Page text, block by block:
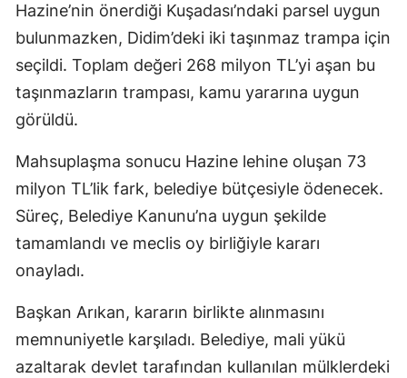
Hazine’nin önerdiği Kuşadası’ndaki parsel uygun
bulunmazken, Didim’deki iki taşınmaz trampa için
seçildi. Toplam değeri 268 milyon TL’yi aşan bu
taşınmazların trampası, kamu yararına uygun
görüldü.
Mahsuplaşma sonucu Hazine lehine oluşan 73
milyon TL’lik fark, belediye bütçesiyle ödenecek.
Süreç, Belediye Kanunu’na uygun şekilde
tamamlandı ve meclis oy birliğiyle kararı
onayladı.
Başkan Arıkan, kararın birlikte alınmasını
memnuniyetle karşıladı. Belediye, mali yükü
azaltarak devlet tarafından kullanılan mülklerdeki